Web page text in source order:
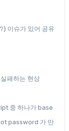
패하는 현상
중 하나가 base
password 가 만